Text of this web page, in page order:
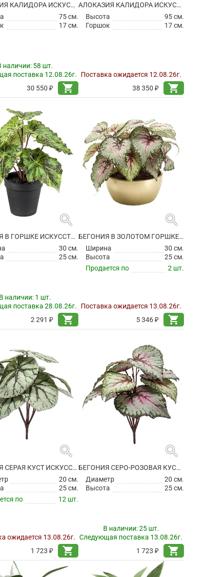
АЛОКАЗИЯ КАЛИДОРА ИСКУССТВЕННАЯ
75 см.
17 см.
наличии: 58 шт.
поставка 12.08.26г.
30 550 ₽
shopping_cart
АЛОКАЗИЯ КАЛИДОРА ИСКУССТВЕННАЯ
Высота
95 см.
Горшок
17 см.
Поставка ожидается 12.08.26г.
38 350 ₽
shopping_cart
search
БЕГОНИЯ В ГОРШКЕ ИСКУССТВЕННАЯ
30 см.
25 см.
наличии: 1 шт.
поставка 28.08.26г.
2 291 ₽
shopping_cart
search
БЕГОНИЯ В ЗОЛОТОМ ГОРШКЕ ИСКУССТВЕННАЯ
Ширина
30 см.
Высота
25 см.
Продается по
2 шт.
Поставка ожидается 13.08.26г.
5 346 ₽
shopping_cart
search
БЕГОНИЯ СЕРАЯ КУСТ ИСКУССТВЕННАЯ
20 см.
25 см.
по
12 шт.
ожидается 13.08.26г.
1 723 ₽
shopping_cart
search
БЕГОНИЯ СЕРО-РОЗОВАЯ КУСТ ИСКУССТВЕННАЯ
Диаметр
20 см.
Высота
25 см.
В наличии:25 шт.
Следующая поставка 13.08.26г.
1 723 ₽
shopping_cart